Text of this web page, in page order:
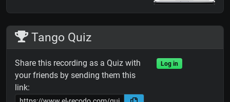
Tango Quiz
Share this recording as a Quiz with
your friends by sending them this
link:
Log in